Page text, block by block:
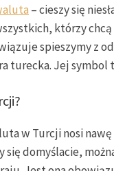
– cieszy się
którzy
spieszymy z
turecka. Jej symbol
w Turcji nosi
się domyślacie,